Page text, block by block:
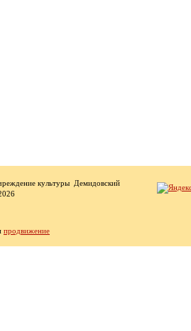
культуры Демидовский
продвижение